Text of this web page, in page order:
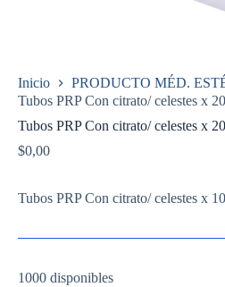
Inicio
PRODUCTO MÉD.
Tubos PRP Con citrato/ celestes x
Tubos PRP Con citrato/ celestes x
$0,00
Tubos PRP Con citrato/ celestes x
1000 disponibles